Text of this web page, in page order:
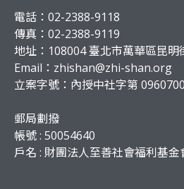
電話：02-2388-9118
傳真：02-2388-9119
地址：108004 臺北市萬華區昆明
Email： zhishan@zhi-shan.org
立案字號：內授中社字第
郵局劃撥
帳號 : 50054640
戶名 : 財團法人至善社會福利基金